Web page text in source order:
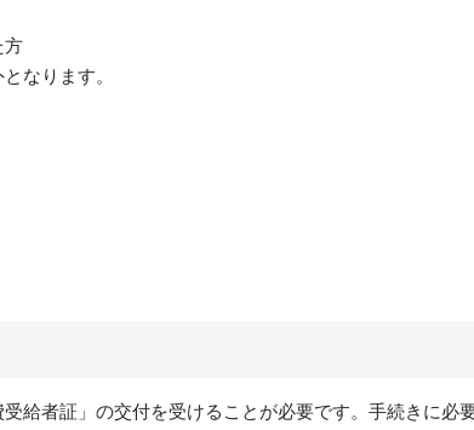
方
なります。
給者証」の交付を受けることが必要です。手続きに必